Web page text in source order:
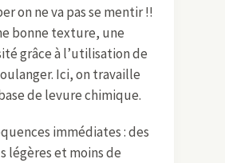
on ne va pas se mentir !!
bonne texture, une
grâce à l’utilisation de
Ici, on travaille
de levure chimique.
immédiates : des
légères et moins de